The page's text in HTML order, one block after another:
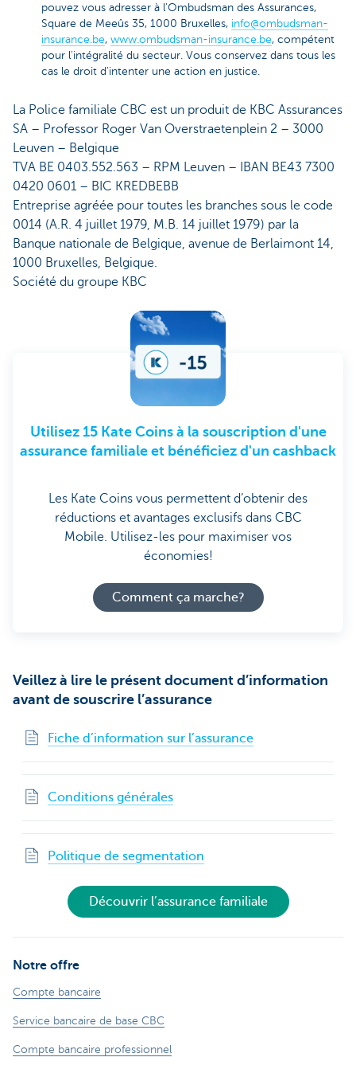
pouvez vous adresser à l'Ombudsman des Assurances,
Square de Meeûs 35, 1000 Bruxelles, info@ombudsman-
insurance.be, www.ombudsman-insurance.be, compétent
pour l'intégralité du secteur. Vous conservez dans tous les
cas le droit d'intenter une action en justice.
La Police familiale CBC est un produit de KBC Assurances
SA – Professor Roger Van Overstraetenplein 2 – 3000
Leuven – Belgique
TVA BE 0403.552.563 – RPM Leuven – IBAN BE43 7300
0420 0601 – BIC KREDBEBB
Entreprise agréée pour toutes les branches sous le code
0014 (A.R. 4 juillet 1979, M.B. 14 juillet 1979) par la
Banque nationale de Belgique, avenue de Berlaimont 14,
1000 Bruxelles, Belgique.
Société du groupe KBC
Utilisez 15 Kate Coins à la souscription d'une
assurance familiale et bénéficiez d'un cashback
Les Kate Coins vous permettent d’obtenir des
réductions et avantages exclusifs dans CBC
Mobile. Utilisez-les pour maximiser vos
économies!
Comment ça marche?
Veillez à lire le présent document d’information
avant de souscrire l’assurance
Fiche d’information sur l’assurance
Conditions générales
Politique de segmentation
Découvrir l’assurance familiale
Notre offre
Compte bancaire
Service bancaire de base CBC
Compte bancaire professionnel